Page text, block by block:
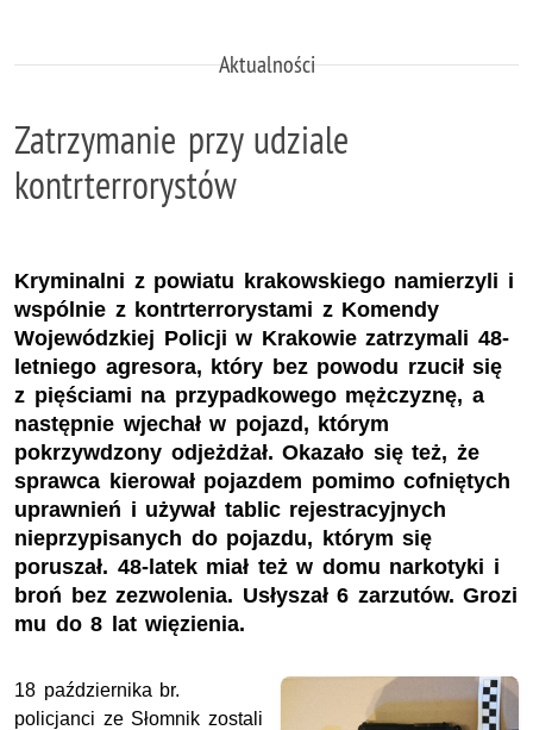
Aktualności
Zatrzymanie przy udziale
kontrterrorystów
Kryminalni z powiatu krakowskiego namierzyli i
wspólnie z kontrterrorystami z Komendy
Wojewódzkiej Policji w Krakowie zatrzymali 48-
letniego agresora, który bez powodu rzucił się
z pięściami na przypadkowego mężczyznę, a
następnie wjechał w pojazd, którym
pokrzywdzony odjeżdżał. Okazało się też, że
sprawca kierował pojazdem pomimo cofniętych
uprawnień i używał tablic rejestracyjnych
nieprzypisanych do pojazdu, którym się
poruszał. 48-latek miał też w domu narkotyki i
broń bez zezwolenia. Usłyszał 6 zarzutów. Grozi
mu do 8 lat więzienia.
18 października br.
policjanci ze Słomnik zostali